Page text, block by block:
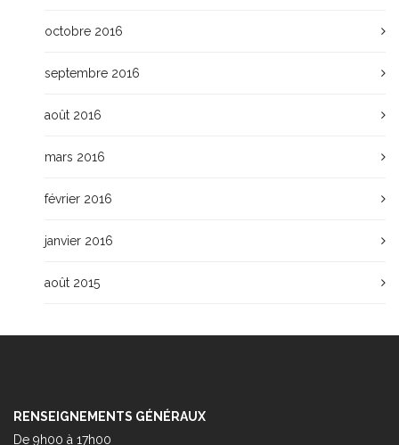
octobre 2016
septembre 2016
août 2016
mars 2016
février 2016
janvier 2016
août 2015
RENSEIGNEMENTS GÉNÉRAUX
De 9h00 à 17h00